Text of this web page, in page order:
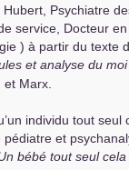
Psychiatre
service, Docteur en
) à partir du texte
et analyse du moi
Marx.
individu tout seul
et
bébé tout seul cela